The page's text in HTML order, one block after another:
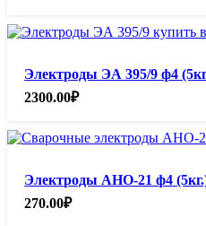
Электроды ЭА 395/9 ф4
2300.00₽
Электроды АНО-21 ф4
270.00₽